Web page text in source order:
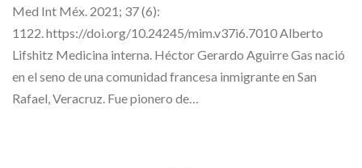
Med Int Méx. 2021; 37 (6):
1122. https://doi.org/10.24245/mim.v37i6.7010 Alberto
Lifshitz Medicina interna. Héctor Gerardo Aguirre Gas nació
en el seno de una comunidad francesa inmigrante en San
Rafael, Veracruz. Fue pionero de…